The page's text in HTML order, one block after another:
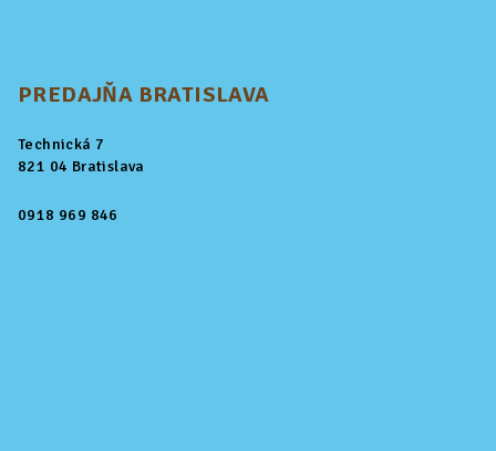
PREDAJŇA BRATISLAVA
Technická 7
821 04 Bratislava
0918 969 846